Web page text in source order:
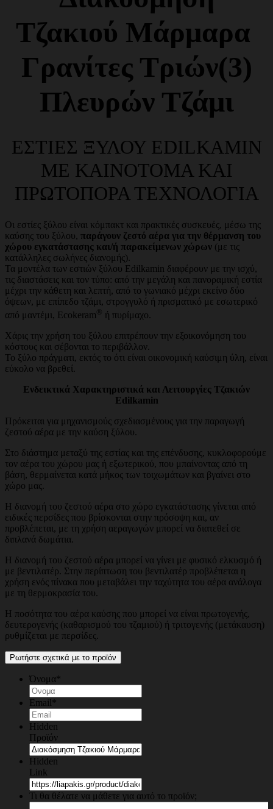
Τζακιού Μάρμαρα
Γρανίτες Τριών(3)
Πλευρών Τζάμι
ΕΣΤΙΕΣ ΞΥΛΟΥ EDILKAMIN
ΜΕ ΚΑΙΝΟΤΟΜΑ ΚΑΙ
ΠΡΩΤΟΠΟΡΑ ΤΕΧΝΟΛΟΓΙΑ
Οι εστίες ξύλου είναι κόμπακτ και πρακτικές συσκευές, μέσω της
καύσης του ξύλου, παράγουν ζεστό αέρα για την θέρμανση του
χώρου εγκατάστασης και/ή παρακείμενων χώρων (με τις
κατάλληλες σωλήνες διανομής).
Τα μοντέλα των εστιών ξύλου Edilkamin διαφέρουν με την ισχύ,
τις διαστάσεις και τον τύπο: από την μεγάλη και πανοραμική εστία
μέχρι την κάθετη και λεπτή, από το γωνιακό μέχρι εκείνο δύο
όψεων, με επίπεδο τζάμι, στρογγυλό ή πρισματικό με εσωτερικό
από μαντέμι, Ecokeram ® ή πυρίμαχο.
Χάρις την χρήση του ξύλου επιτρέπουν την εξοικονόμηση του
κόστους και σέβονται το περιβάλλον.
Το ξύλο πράγματι, εκτός το ότι είναι οικονομική καύσιμη ύλη, είναι
εύκολο να βρεθεί.
Ενδεικτικά Χαρακτηριστικά και Λειτουργίες Τζακιών
Edilkamin
Πρόκειται για μηχανισμούς σχεδιασμένους για την παραγωγή
ζεστού αέρα με την καύση ξύλου.
Στο διάστημα μεταξύ της εστίας και της επένδυσης, κυκλοφορούμε
τον αέρα του χώρου μας ή εξωτερικού, που μπαίνοντας από τη
βάση, θερμαίνεται κατά μήκος των τοιχωμάτων και βγαίνει στο
χώρο μας.
Η διανομή του ζεστού αέρα στο χώρο εγκατάστασης γίνεται από
ειδικές περσίδες που βρίσκονται στην πρόσοψη και, αν
προβλέπεται, με τη χρήση αεραγωγών μπορεί να διατεθεί σε
διπλανά δωμάτια.
Η διανομή του ζεστού αέρα μπορεί να γίνει με φυσικό ελκυσμό ή
με βεντιλατέρ. Στην περίπτωση του βεντιλατέρ προβλέπεται η
χρήση ενός πίνακα που μεταβάλει την ταχύτητα του αέρα ανάλογα
με τη θερμοκρασία του.
Η ποσότητα του αέρα καύσης που μπορεί να είναι πρωτογενής,
δευτερογενής (καθαρισμού του τζαμιού) ή τριτογενής (μετάκαυση)
ρυθμίζεται με περσίδες.
Ρωτήστε σχετικά με το προϊόν
Όνομα*
Email*
Hidden
Προϊόν
Hidden
Link
Τι θα θέλατε να μάθετε για αυτό το προϊόν;